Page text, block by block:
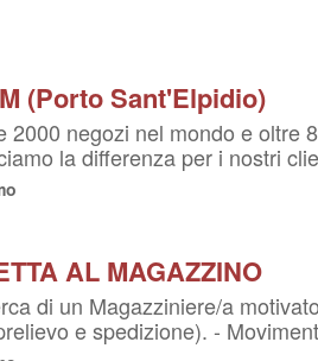
(Porto Sant'Elpidio)
2000 negozi nel mondo e
la differenza per i nostri
AL MAGAZZINO
di un Magazziniere/a
e spedizione). -